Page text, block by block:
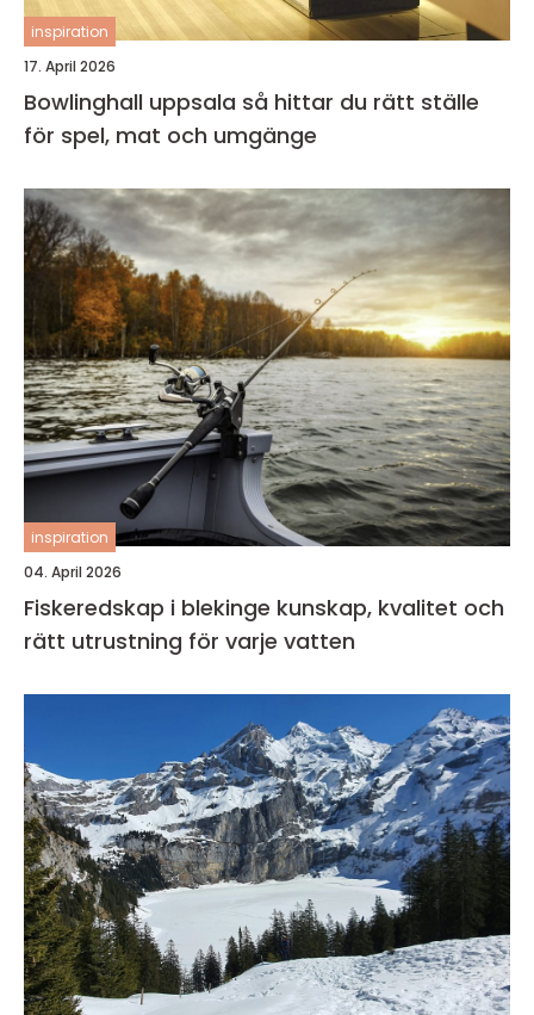
inspiration
17. April 2026
Bowlinghall uppsala så hittar du rätt ställe
för spel, mat och umgänge
inspiration
04. April 2026
Fiskeredskap i blekinge kunskap, kvalitet och
rätt utrustning för varje vatten